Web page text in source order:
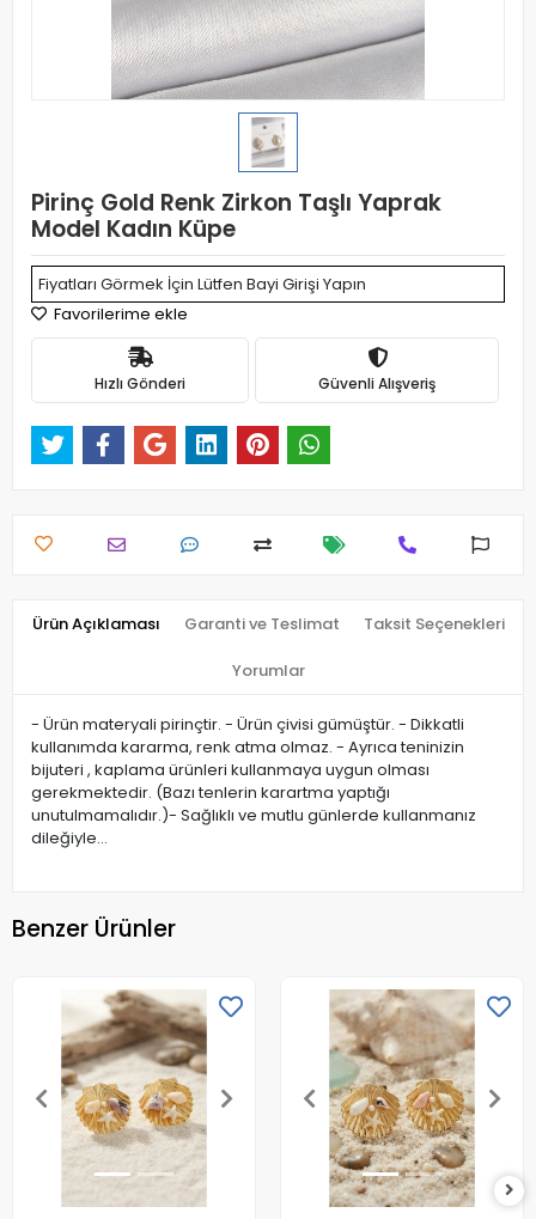
Pirinç Gold Renk Zirkon Taşlı Yaprak
Model Kadın Küpe
Fiyatları Görmek İçin Lütfen Bayi Girişi Yapın
Favorilerime ekle
Hızlı Gönderi Güvenli Alışveriş
Ürün Açıklaması Garanti ve Teslimat Taksit Seçenekleri
Yorumlar
- Ürün materyali pirinçtir. - Ürün çivisi gümüştür. - Dikkatli
kullanımda kararma, renk atma olmaz. - Ayrıca teninizin
bijuteri , kaplama ürünleri kullanmaya uygun olması
gerekmektedir. (Bazı tenlerin karartma yaptığı
unutulmamalıdır.)- Sağlıklı ve mutlu günlerde kullanmanız
dileğiyle…
Benzer Ürünler